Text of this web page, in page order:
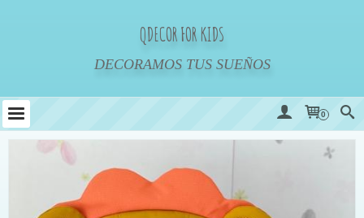
QDECOR FOR KIDS
DECORAMOS TUS SUEÑOS
0